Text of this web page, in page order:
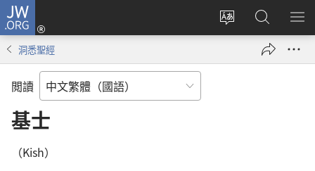
JW.ORG
更
登
入
（開
搜
尋
JW.ORG
顯
洞悉聖經
閲讀
基士
（Kish）